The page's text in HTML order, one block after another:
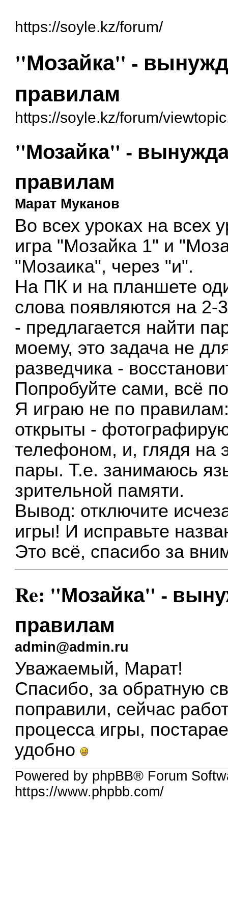
https://soyle.kz/forum/
"Мозайка" -
правилам
https://soyle.kz/forum/
"Мозайка" -
правилам
Марат Муканов
Во всех уроках на всех
игра "Мозайка 1" и
"Мозаика", через "и".
На ПК и на планшете
слова появляются на 2-
- предлагается найти
моему, это задача не
разведчика -
Попробуйте сами, всё
Я играю не по
открыты -
телефоном, и, глядя на
пары. Т.е. занимаюсь
зрительной памяти.
Вывод: отключите
игры! И исправьте
Это всё, спасибо за
Re: "Мозайка" -
правилам
admin@admin.ru
Уважаемый, Марат!
Спасибо, за обратную
поправили, сейчас
процесса игры,
удобно
Powered by phpBB® Forum
https://www.phpbb.com/